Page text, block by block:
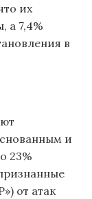
их
а 7,4%
в
и
23%
от атак